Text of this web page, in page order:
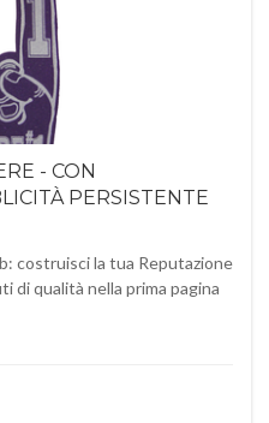
- CON
PERSISTENTE
costruisci la tua Reputazione
di qualità nella prima pagina